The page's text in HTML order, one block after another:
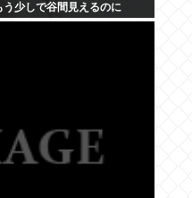
う少しで谷間見えるのに